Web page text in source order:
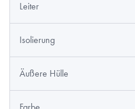
Leiter
Isolierung
Äußere Hülle